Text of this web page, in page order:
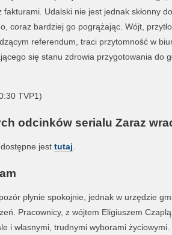
fakturami. Udalski nie jest jednak skłonny
coraz bardziej go pogrążając. Wójt,
referendum, traci przytomność w
się stanu zdrowia przygotowania do
TVP1)
odcinków serialu Zaraz
jest tutaj
płynie spokojnie, jednak w urzędzie
Pracownicy, z wójtem Eligiuszem
i własnymi, trudnymi wyborami życiowymi.